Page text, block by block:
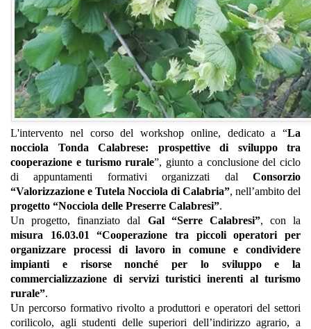
L'intervento nel corso del workshop online, dedicato a “La
nocciola Tonda Calabrese: prospettive di sviluppo tra
cooperazione e turismo rurale”, giunto a conclusione del ciclo
di appuntamenti formativi organizzati dal Consorzio
“Valorizzazione e Tutela Nocciola di Calabria”, nell’ambito del
progetto “Nocciola delle Preserre Calabresi”.
Un progetto, finanziato dal Gal “Serre Calabresi”, con la
misura 16.03.01 “Cooperazione tra piccoli operatori per
organizzare processi di lavoro in comune e condividere
impianti e risorse nonché per lo sviluppo e la
commercializzazione di servizi turistici inerenti al turismo
rurale”.
Un percorso formativo rivolto a produttori e operatori del settori
corilicolo, agli studenti delle superiori dell’indirizzo agrario, a